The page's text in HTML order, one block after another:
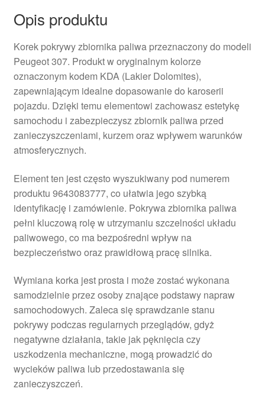
Opis produktu
Korek pokrywy zbiornika paliwa przeznaczony do modeli
Peugeot 307. Produkt w oryginalnym kolorze
oznaczonym kodem KDA (Lakier Dolomites),
zapewniającym idealne dopasowanie do karoserii
pojazdu. Dzięki temu elementowi zachowasz estetykę
samochodu i zabezpieczysz zbiornik paliwa przed
zanieczyszczeniami, kurzem oraz wpływem warunków
atmosferycznych.
Element ten jest często wyszukiwany pod numerem
produktu 9643083777, co ułatwia jego szybką
identyfikację i zamówienie. Pokrywa zbiornika paliwa
pełni kluczową rolę w utrzymaniu szczelności układu
paliwowego, co ma bezpośredni wpływ na
bezpieczeństwo oraz prawidłową pracę silnika.
Wymiana korka jest prosta i może zostać wykonana
samodzielnie przez osoby znające podstawy napraw
samochodowych. Zaleca się sprawdzanie stanu
pokrywy podczas regularnych przeglądów, gdyż
negatywne działania, takie jak pęknięcia czy
uszkodzenia mechaniczne, mogą prowadzić do
wycieków paliwa lub przedostawania się
zanieczyszczeń.